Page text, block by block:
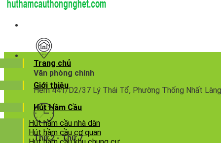
Văn phòng chính
Hẻm 441/D2/37 Lý Thái Tổ, Phường Thống Nhất Làng
Thứ 2 - Thứ 7
Trang chủ
Giới thiệu
Hút Hầm Cầu
Hút hầm cầu nhà dân
Hút hầm cầu cơ quan